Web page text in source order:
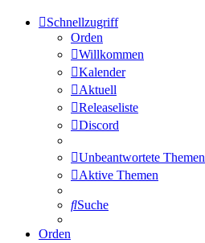
Schnellzugriff
Orden
Willkommen
Kalender
Aktuell
Releaseliste
Discord
Unbeantwortete Themen
Aktive Themen
Suche
Orden